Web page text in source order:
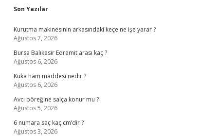
Sidebar
Son Yazılar
Kurutma makinesinin arkasındaki keçe ne işe yarar ?
Ağustos 7, 2026
Bursa Balıkesir Edremit arası kaç ?
Ağustos 6, 2026
Kuka ham maddesi nedir ?
Ağustos 6, 2026
Avcı böreğine salça konur mu ?
Ağustos 5, 2026
6 numara saç kaç cm’dir ?
Ağustos 3, 2026